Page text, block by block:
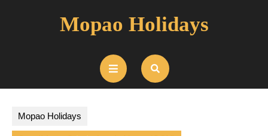
Mopao Holidays
Mopao Holidays